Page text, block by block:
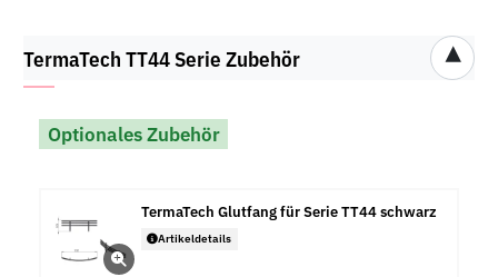
TermaTech TT44 Serie Zubehör ▾
Optionales Zubehör
TermaTech Glutfang für Serie TT44 schwarz
Artikeldetails